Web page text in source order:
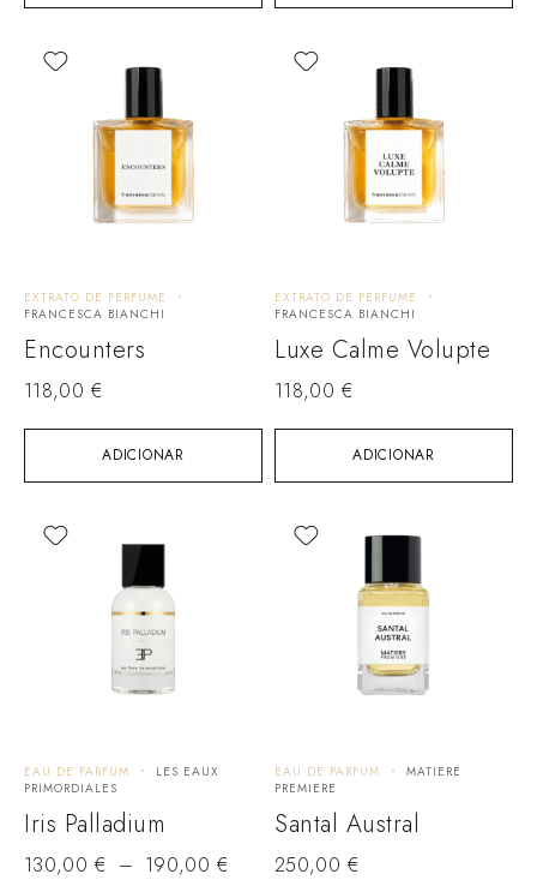
ADICIONAR
EXTRATO DE PERFUME
FRANCESCA BIANCHI
Encounters
118,00 €
ADICIONAR
EXTRATO DE PERFUME
FRANCESCA BIANCHI
Luxe Calme Volupte
118,00 €
EAU DE PARFUM
LES EAUX
PRIMORDIALES
Iris Palladium
130,00 € – 190,00 €
EAU DE PARFUM
MATIERE
PREMIERE
Santal Austral
250,00 €